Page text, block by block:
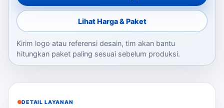
Lihat Harga & Paket
Kirim logo atau referensi desain, tim akan bantu
hitungkan paket paling sesuai sebelum produksi.
DETAIL LAYANAN